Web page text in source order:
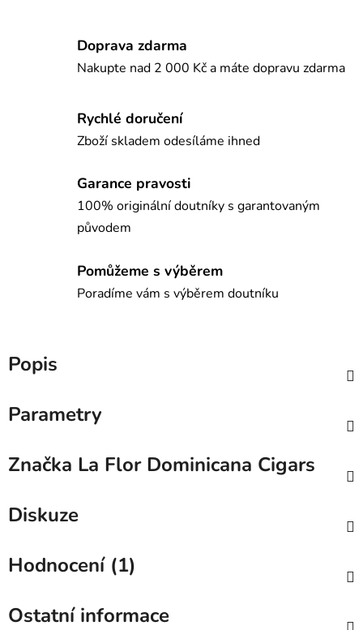
Doprava zdarma
Nakupte nad 2 000 Kč a máte dopravu zdarma
Rychlé doručení
Zboží skladem odesíláme ihned
Garance pravosti
100% originální doutníky s garantovaným
původem
Pomůžeme s výběrem
Poradíme vám s výběrem doutníku
Popis
Parametry
Značka La Flor Dominicana Cigars
Diskuze
Hodnocení (1)
Ostatní informace